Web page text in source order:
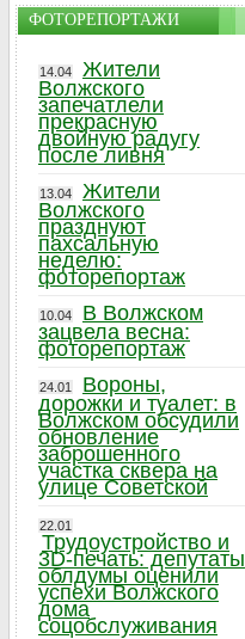
ФОТОРЕПОРТАЖИ
14.04
Жители
Волжского
запечатлели
прекрасную
двойную радугу
после ливня
13.04
Жители
Волжского
празднуют
пахсальную
неделю:
фоторепортаж
10.04
В Волжском
зацвела весна:
фоторепортаж
24.01
Вороны,
дорожки и туалет: в
Волжском обсудили
обновление
заброшенного
участка сквера на
улице Советской
22.01
Трудоустройство и
3D-печать: депутаты
облдумы оценили
успехи Волжского
дома
соцобслуживания